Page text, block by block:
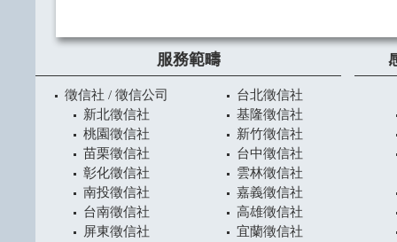
服務範疇
徵信社 / 徵信公司
台北徵信社
新北徵信社
基隆徵信社
桃園徵信社
新竹徵信社
苗栗徵信社
台中徵信社
彰化徵信社
雲林徵信社
南投徵信社
嘉義徵信社
台南徵信社
高雄徵信社
屏東徵信社
宜蘭徵信社